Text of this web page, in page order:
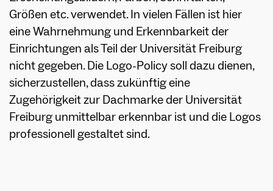
Größen etc. verwendet. In vielen Fällen ist hier
eine Wahrnehmung und Erkennbarkeit der
Einrichtungen als Teil der Universität Freiburg
nicht gegeben. Die Logo-Policy soll dazu dienen,
sicherzustellen, dass zukünftig eine
Zugehörigkeit zur Dachmarke der Universität
Freiburg unmittelbar erkennbar ist und die Logos
professionell gestaltet sind.